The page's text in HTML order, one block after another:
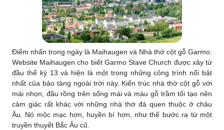
Điểm nhấn trong ngày là Maihaugen và Nhà thờ cột gỗ Garmo.
Website Maihaugen cho biết Garmo Stave Church được xây từ
đầu thế kỷ 13 và hiện là một trong những công trình nổi bật
nhất của bảo tàng ngoài trời này. Kiến trúc nhà thờ cột gỗ với
mái nhọn, đầu rồng trên sống mái và màu gỗ trầm tối tạo nên
cảm giác rất khác với những nhà thờ đá quen thuộc ở châu
Âu. Nó mộc mạc hơn, huyền bí hơn, như thể bước ra từ một
truyền thuyết Bắc Âu cũ.